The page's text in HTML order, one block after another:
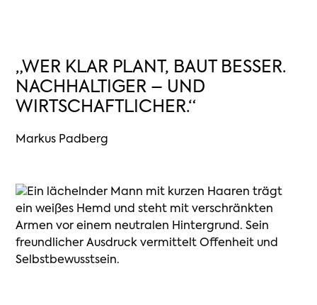
„WER KLAR PLANT, BAUT BESSER.
NACHHALTIGER – UND
WIRTSCHAFTLICHER.“
Markus Padberg